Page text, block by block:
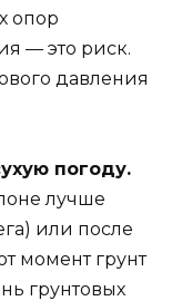
опор
— это риск.
давления
погоду.
лучше
или после
момент грунт
грунтовых